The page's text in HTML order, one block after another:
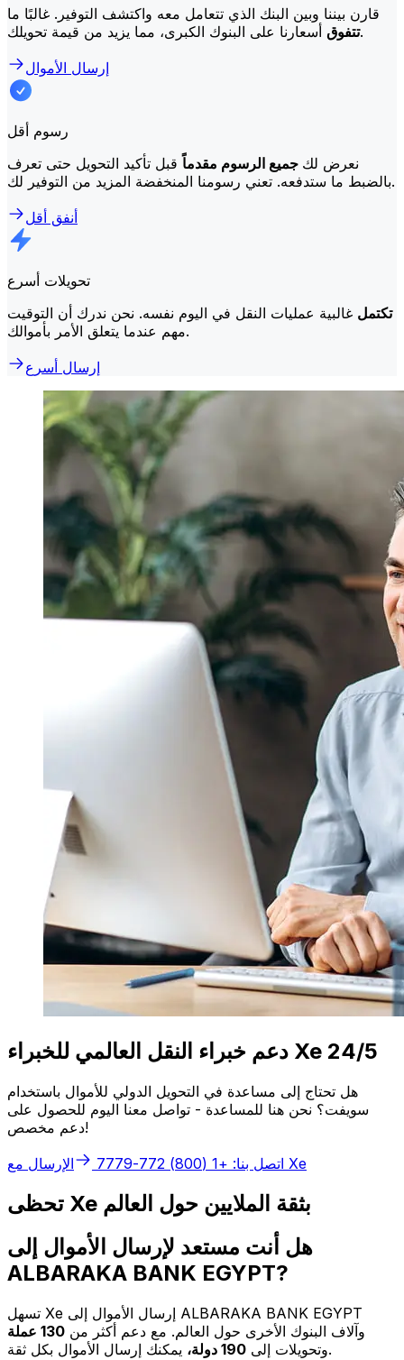
قارن بيننا وبين البنك الذي تتعامل معه واكتشف التوفير. غالبًا ما
تتفوقأسعارنا على البنوك الكبرى، مما يزيد من قيمة تحويلك.
إرسال الأموال
رسوم أقل
نعرض لك جميع الرسوم مقدماًقبل تأكيد التحويل حتى تعرف
بالضبط ما ستدفعه. تعني رسومنا المنخفضة المزيد من التوفير لك.
أنفق أقل
تحويلات أسرع
تكتمل غالبية عمليات النقل في اليوم نفسه. نحن ندرك أن التوقيت
مهم عندما يتعلق الأمر بأموالك.
إرسال أسرع
دعم خبراء النقل العالمي للخبراء Xe 24/5
هل تحتاج إلى مساعدة في التحويل الدولي للأموال باستخدام
سويفت؟ نحن هنا للمساعدة - تواصل معنا اليوم للحصول على
دعم مخصص!
اتصل بنا: +1 (800) 772-7779 الإرسال مع Xe
تحظى Xe بثقة الملايين حول العالم
هل أنت مستعد لإرسال الأموال إلى
ALBARAKA BANK EGYPT?
تسهل Xe إرسال الأموال إلى ALBARAKA BANK EGYPT
وآلاف البنوك الأخرى حول العالم. مع دعم أكثر من 130 عملة
وتحويلات إلى 190 دولة،
يمكنك إرسال الأموال بكل ثقة.